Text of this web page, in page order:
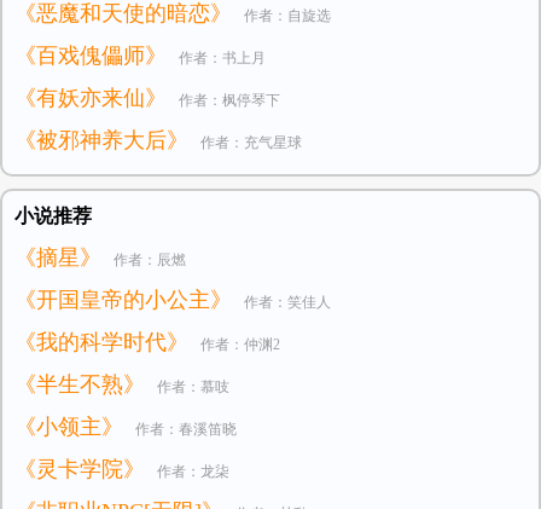
《恶魔和天使的暗恋》 作者：自旋选
《百戏傀儡师》 作者：书上月
《有妖亦来仙》 作者：枫停琴下
《被邪神养大后》 作者：充气星球
小说推荐
《摘星》 作者：辰燃
《开国皇帝的小公主》 作者：笑佳人
《我的科学时代》 作者：仲渊2
《半生不熟》 作者：慕吱
《小领主》 作者：春溪笛晓
《灵卡学院》 作者：龙柒